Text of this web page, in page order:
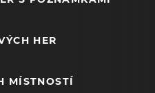
HER
MÍSTNOSTÍ